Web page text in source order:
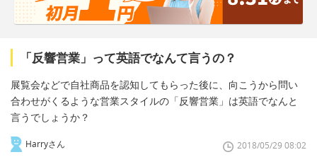
「反響営業」って英語でなんて言うの？
展覧会などで自社商品を認知してもらった後に、向こうから問い
合わせがくるような営業スタイルの「反響営業」は英語でなんと
言うでしょうか？
Harryさん 2018/05/29 08:02